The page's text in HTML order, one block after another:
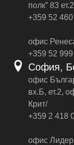
полк” 83
+359 52
офис
+359 52
София,
офис
вх.Б, ет.2,
Крит/
+359 2 418
офис